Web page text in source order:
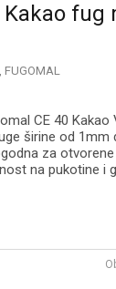
Kakao fug
FUGOMAL
CE 40 Kakao
širine od 1mm
za
na pukotine i